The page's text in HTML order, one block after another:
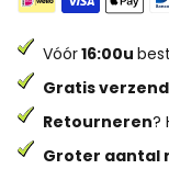
Vóór16:00u
Gratis
Retourneren?
Groter aantal